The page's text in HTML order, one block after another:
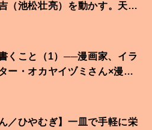
（池松壮亮）を動かす。天下
くこと（1）──漫画家、イラ
ー・オカヤイヅミさん×漫画
／ひやむぎ】一皿で手軽に栄